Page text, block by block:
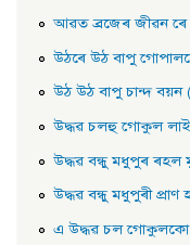
আৱত ব্ৰজেৰ জীৱন ৰে
উঠৰে উঠ বাপু
উঠ উঠ বাপু চান্দ বয়ন
উদ্ধৱ চলহু গােকুল লাই
উদ্ধৱ বন্ধু মধুপুৰ ৰহল
উদ্ধৱ বন্ধু মধুপুৰী প্রাণ
এ উদ্ধৱ চল গােকুলকো